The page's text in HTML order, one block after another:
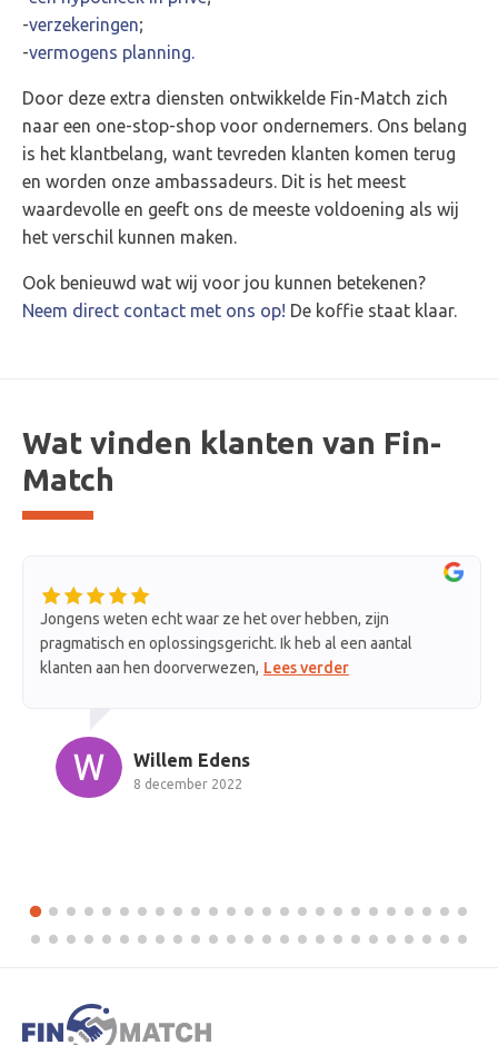
-verzekeringen;
-vermogens planning.
Door deze extra diensten ontwikkelde Fin-Match zich
naar een one-stop-shop voor ondernemers. Ons belang
is het klantbelang, want tevreden klanten komen terug
en worden onze ambassadeurs. Dit is het meest
waardevolle en geeft ons de meeste voldoening als wij
het verschil kunnen maken.
Ook benieuwd wat wij voor jou kunnen betekenen?
Neem direct contact met ons op! De koffie staat klaar.
Wat vinden klanten van Fin-
Match
weten echt waar ze het over hebben, zijn
en oplossingsgericht. Ik heb al een aantal
aan hen doorverwezen, Lees verder
Willem Edens
8 december 2022